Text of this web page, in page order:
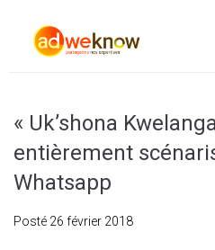
« Uk’shona
entièrement
Whatsapp
Posté 26 février 2018